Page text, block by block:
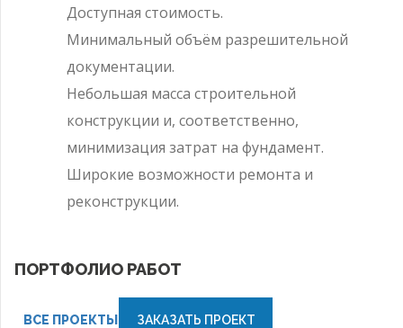
Доступная стоимость.
Минимальный объём разрешительной
документации.
Небольшая масса строительной
конструкции и, соответственно,
минимизация затрат на фундамент.
Широкие возможности ремонта и
реконструкции.
ПОРТФОЛИО РАБОТ
ВСЕ ПРОЕКТЫ ЗАКАЗАТЬ ПРОЕКТ